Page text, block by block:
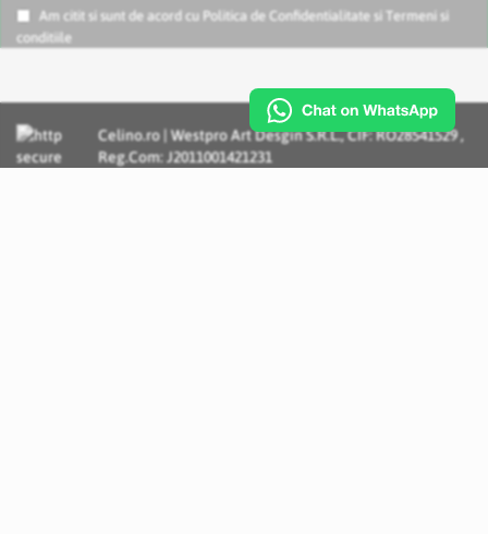
Am citit si sunt de acord cu Politica de Confidentialitate si
Termeni si
conditiile
Celino.ro | Westpro Art Desgin S.R.L., CIF: RO28541529 ,
Reg.Com: J2011001421231